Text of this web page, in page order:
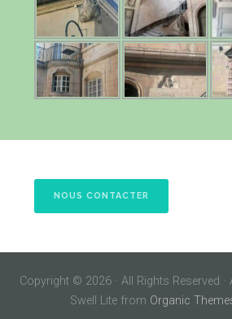
NOUS CONTACTER
Copyright © 2026 · All Rights Reserved
Swell Lite from Organic